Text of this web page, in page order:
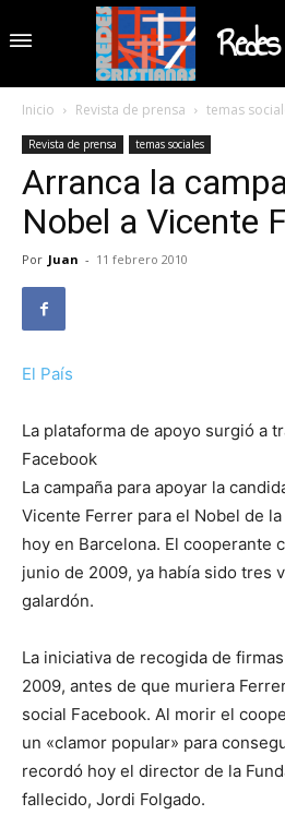
Inicio Revista de prensa temas
Revista de prensa temas sociales
Arranca la
Nobel a Vicente
Por Juan - 11 febrero 2010
El País
La plataforma de apoyo surgió a
Facebook
La campaña para apoyar la
Vicente Ferrer para el Nobel de
hoy en Barcelona. El cooperante
junio de 2009, ya había sido tres
galardón.
La iniciativa de recogida de
2009, antes de que muriera
social Facebook. Al morir el
un «clamor popular» para
recordó hoy el director de la
fallecido, Jordi Folgado.